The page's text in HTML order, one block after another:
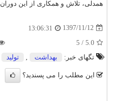
همدلی، تلاش و همكاری از این دوران
1397/11/12
13:06:31
5.0
/
5
تگهای خبر:
بهداشت تولید
این مطلب را می پسندید؟